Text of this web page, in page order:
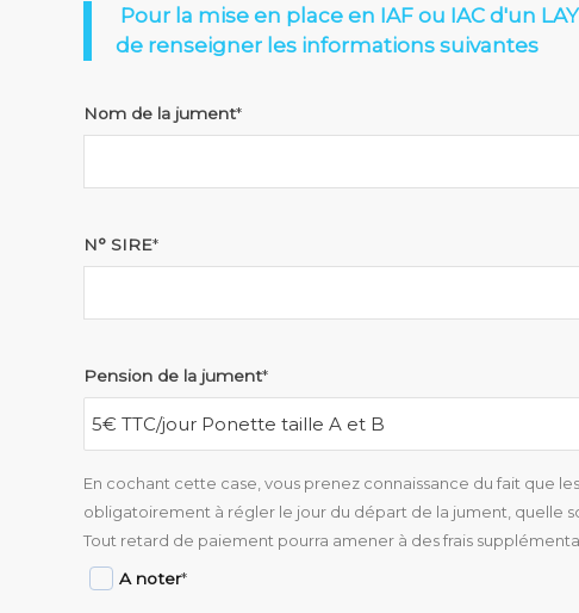
Pour la mise en place en IAF ou IAC d'un
de renseigner les informations suivantes
Nom de la jument*
N° SIRE*
Pension de la jument*
En cochant cette case, vous prenez connaissance du fait que
obligatoirement à régler le jour du départ de la jument, quelle
Tout retard de paiement pourra amener à des frais
A noter*